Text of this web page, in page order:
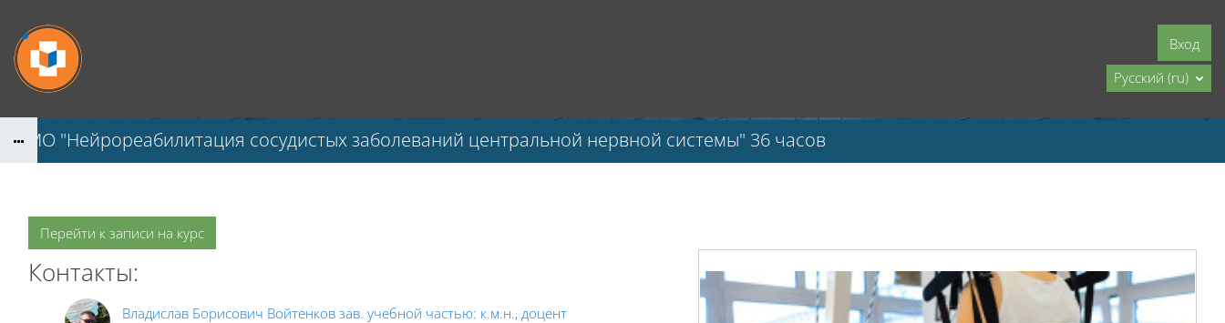
Вход
Русский ‎(ru)‎
НМО "Нейрореабилитация сосудистых заболеваний центральной нервной системы" 36 часов
Перейти к записи на курс
Контакты:
Владислав Борисович Войтенков зав. учебной частью: к.м.н., доцент